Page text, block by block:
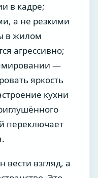
в кадре;
а не резкими
в жилом
агрессивно;
—
яркость
кухни
переключает
вести взгляд, а